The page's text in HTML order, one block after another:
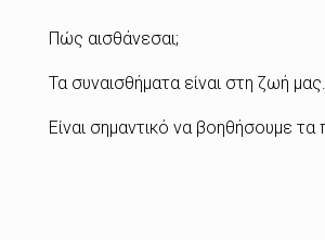
Πώς αισθάνεσαι;
Τα συναισθήματα είναι στη ζωή
Είναι σημαντικό να βοηθήσουμε